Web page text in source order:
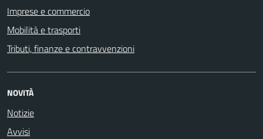
Imprese e commercio
Mobilità e trasporti
Tributi, finanze e contravvenzioni
NOVITÀ
Notizie
Avvisi